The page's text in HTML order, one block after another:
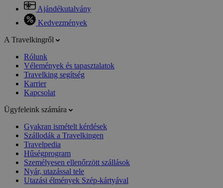
Ajándékutalvány
Kedvezmények
A Travelkingről
Rólunk
Vélemények és tapasztalatok
Travelking segítség
Karrier
Kapcsolat
Ügyfeleink számára
Gyakran ismételt kérdések
Szállodák a Travelkingen
Travelpedia
Hűségprogram
Személyesen ellenőrzött szállások
Nyár, utazással tele
Utazási élmények Szép-kártyával